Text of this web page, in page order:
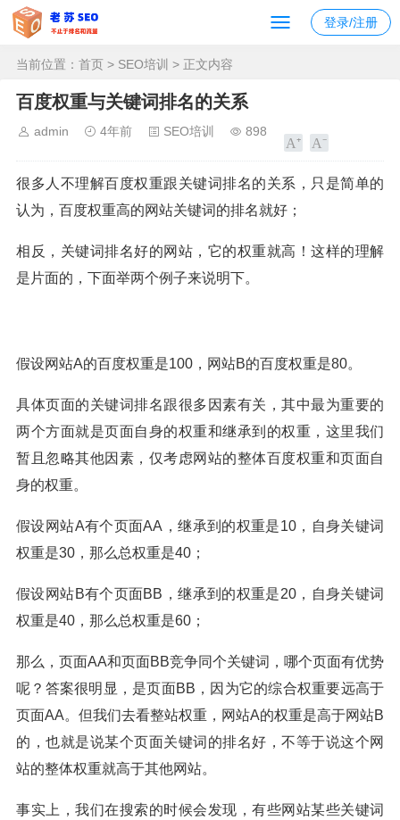
登录/注册
当前位置： 首页 > SEO培训 > 正文内容
百度权重与关键词排名的关系
admin 4年前 SEO培训 898
很多人不理解百度权重跟关键词排名的关系，只是简单的
认为，百度权重高的网站关键词的排名就好；
相反，关键词排名好的网站，它的权重就高！这样的理解
是片面的，下面举两个例子来说明下。
假设网站A的百度权重是100，网站B的百度权重是80。
具体页面的关键词排名跟很多因素有关，其中最为重要的
两个方面就是页面自身的权重和继承到的权重，这里我们
暂且忽略其他因素，仅考虑网站的整体百度权重和页面自
身的权重。
假设网站A有个页面AA，继承到的权重是10，自身关键词
权重是30，那么总权重是40；
假设网站B有个页面BB，继承到的权重是20，自身关键词
权重是40，那么总权重是60；
那么，页面AA和页面BB竞争同个关键词，哪个页面有优势
呢？答案很明显，是页面BB，因为它的综合权重要远高于
页面AA。但我们去看整站权重，网站A的权重是高于网站B
的，也就是说某个页面关键词的排名好，不等于说这个网
站的整体权重就高于其他网站。
事实上，我们在搜索的时候会发现，有些网站某些关键词